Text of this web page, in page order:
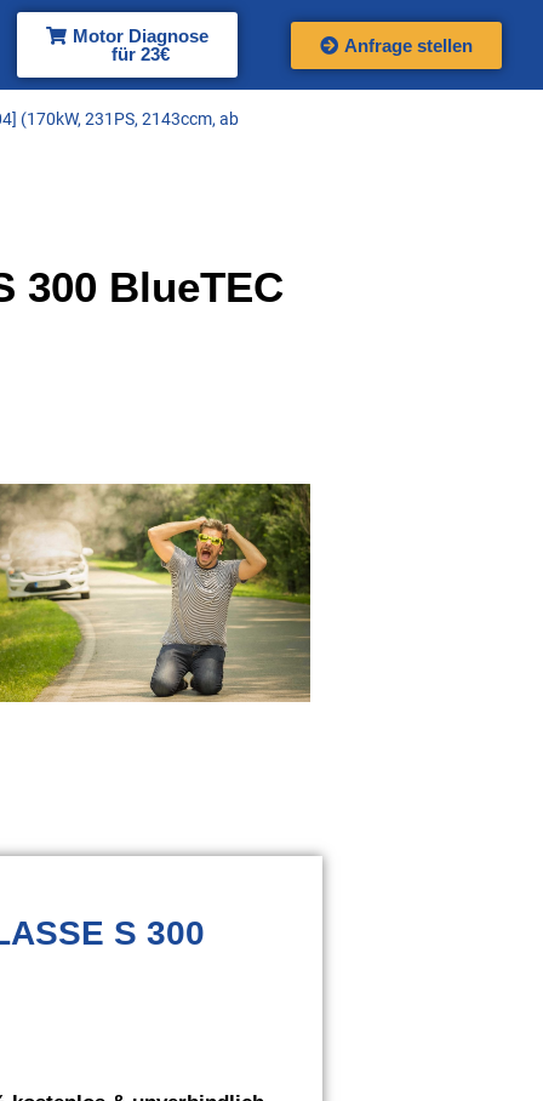
Motor Diagnose
für 23€
Anfrage stellen
(170kW, 231PS, 2143ccm, ab
300 BlueTEC
S 300